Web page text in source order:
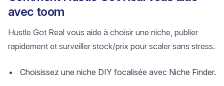
avec toom
Hustle Got Real vous aide à choisir une niche, publier
rapidement et surveiller stock/prix pour scaler sans stress.
Choisissez une niche DIY focalisée avec Niche Finder.